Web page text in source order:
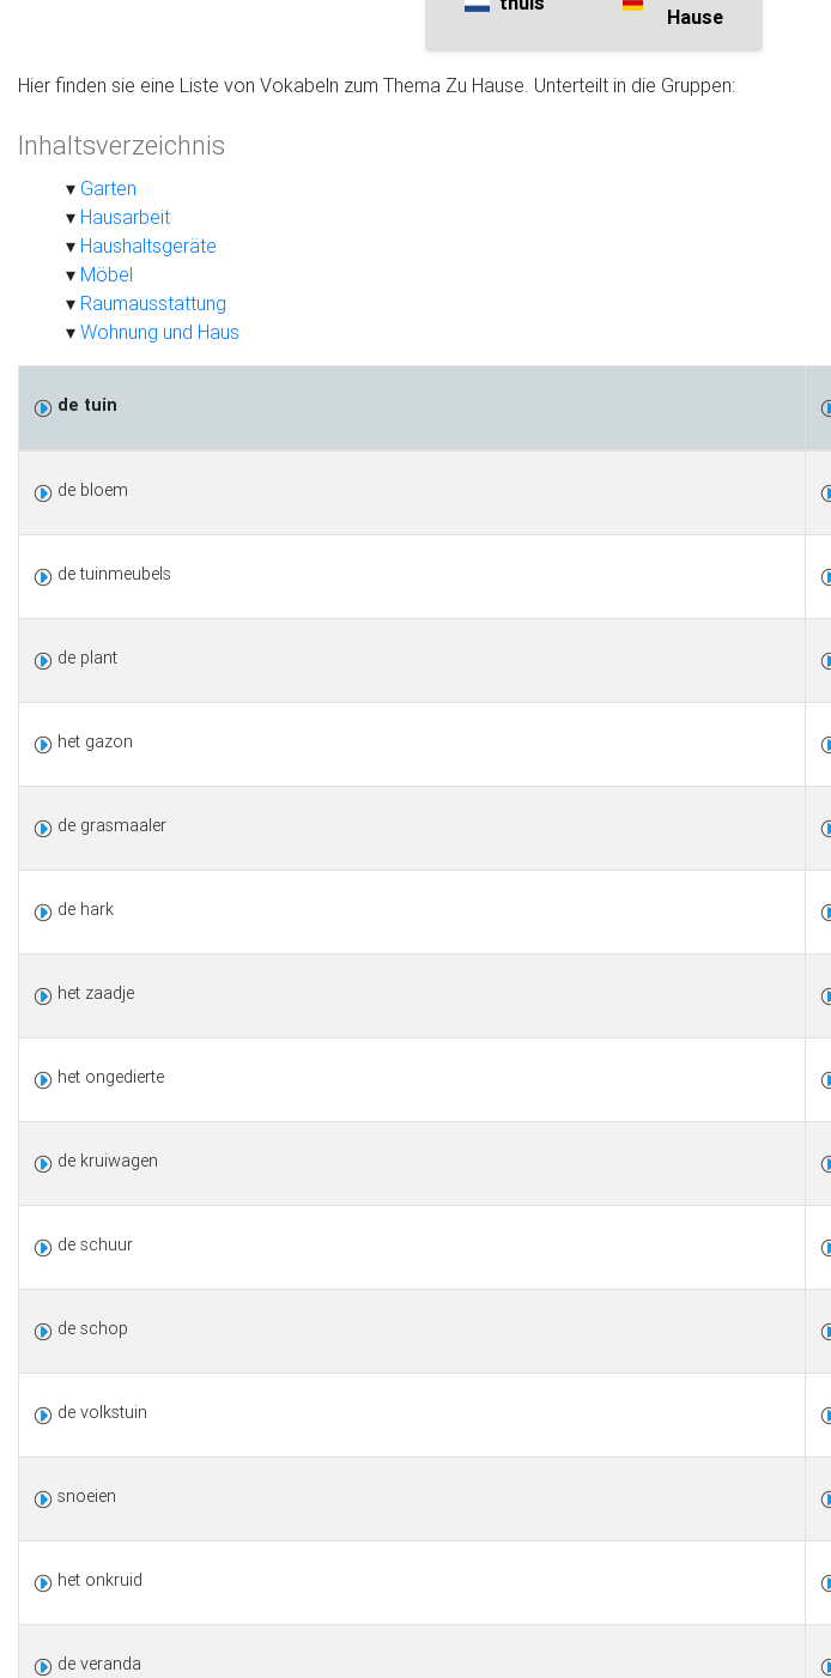
Hause
Hier finden sie eine Liste von Vokabeln zum Thema Zu Hause. Unterteilt in die Gruppen:
Inhaltsverzeichnis
Garten
Hausarbeit
Haushaltsgeräte
Möbel
Raumausstattung
Wohnung und Haus
de tuin
de bloem
de tuinmeubels
de plant
het gazon
de grasmaaler
de hark
het zaadje
het ongedierte
de kruiwagen
de schuur
de schop
de volkstuin
snoeien
het onkruid
de veranda